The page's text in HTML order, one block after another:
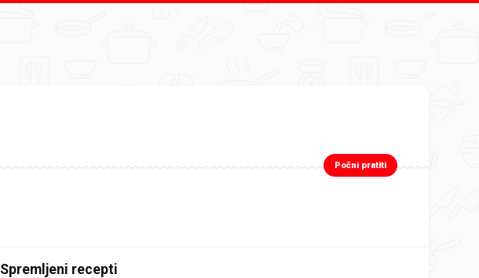
Počni pratiti
Spremljeni recepti